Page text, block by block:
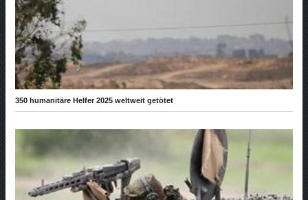
350 humanitäre Helfer 2025 weltweit getötet